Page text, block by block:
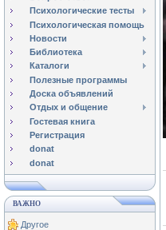
Психологические тесты
Психологическая помощь
Новости
Библиотека
Каталоги
Полезные программы
Доска объявлений
Отдых и общение
Гостевая книга
Регистрация
donat
donat
ВАЖНО
Другое